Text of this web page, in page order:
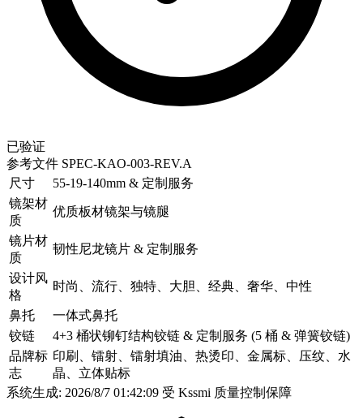
已验证
参考文件 SPEC-KAO-003-REV.A
尺寸
55-19-140mm & 定制服务
镜架材
质
优质板材镜架与镜腿
镜片材
质
韧性尼龙镜片 & 定制服务
设计风
格
时尚、流行、独特、大胆、经典、奢华、中性
鼻托
一体式鼻托
铰链
4+3 桶状铆钉结构铰链 & 定制服务 (5 桶 & 弹簧铰链)
品牌标
志
印刷、镭射、镭射填油、热烫印、金属标、压纹、水
晶、立体贴标
系统生成: 2026/8/7 01:42:09 受 Kssmi 质量控制保障